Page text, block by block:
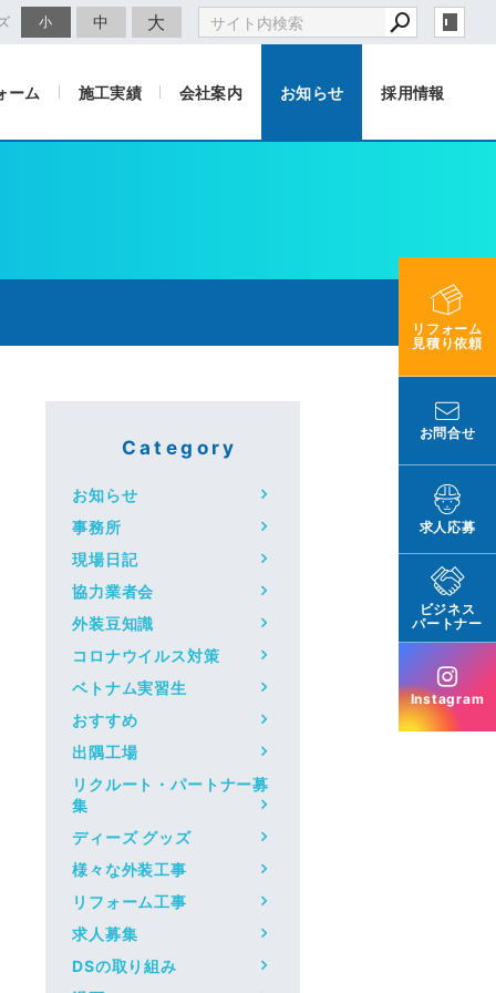
小 中 大
ーム 施工実績 会社案内 お知らせ 採用情報
リフォーム
見積り依頼
お問合せ
求人応募
ビジネス
パートナー
Instagram
Category
お知らせ
事務所
現場日記
協力業者会
外装豆知識
コロナウイルス対策
ベトナム実習生
おすすめ
出隅工場
リクルート・パートナー募
集
ディーズ グッズ
様々な外装工事
リフォーム工事
求人募集
DSの取り組み